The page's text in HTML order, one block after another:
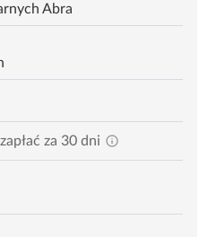
Abra
za 30 dni